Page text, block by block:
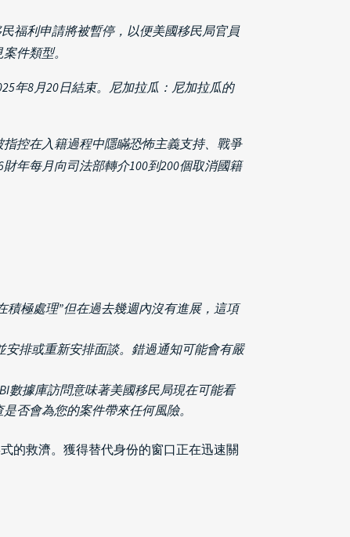
福利申請將被暫停，以便美國移民局官員
件類型。
年8月20日結束。尼加拉瓜：尼加拉瓜的
控在入籍過程中隱瞞恐怖主義支持、戰爭
年每月向司法部轉介100到200個取消國籍
積極處理”但在過去幾週內沒有進展，這項
安排或重新安排面談。錯過通知可能會有嚴
數據庫訪問意味著美國移民局現在可能看
否會為您的案件帶來任何風險。
的救濟。獲得替代身份的窗口正在迅速關